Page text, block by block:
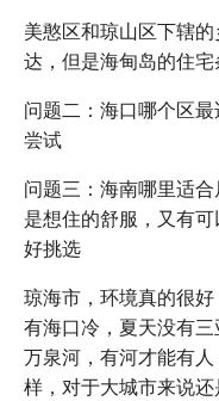
美憨区和琼山区下辖
达，但是海甸岛的住
问题二：海口哪个区
尝试
问题三：海南哪里适
是想住的舒服，又有
好挑选
琼海市，环境真的很
有海口冷，夏天没有
万泉河，有河才能有
样，对于大城市来说还